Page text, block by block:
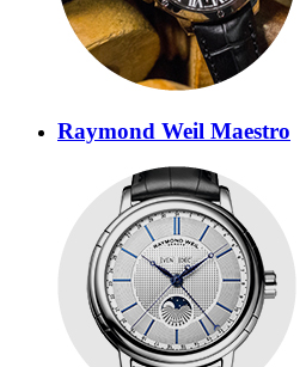
Raymond Weil Maestro